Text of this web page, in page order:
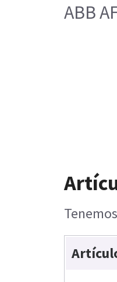
ABB